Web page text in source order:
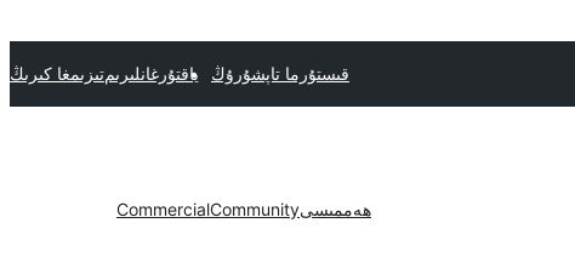
قىستۇرما تاپشۇرۇڭ ياقتۇرغانلىرىمتىزىمغا كىرىڭ
ھەممىسىCommunity
Commercial